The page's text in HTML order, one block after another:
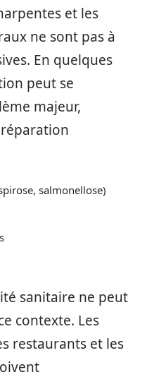
et les
ne sont pas à
En quelques
peut se
majeur,
salmonellose)
sanitaire ne peut
contexte. Les
restaurants et les